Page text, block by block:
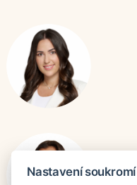
Nastavení soukromí